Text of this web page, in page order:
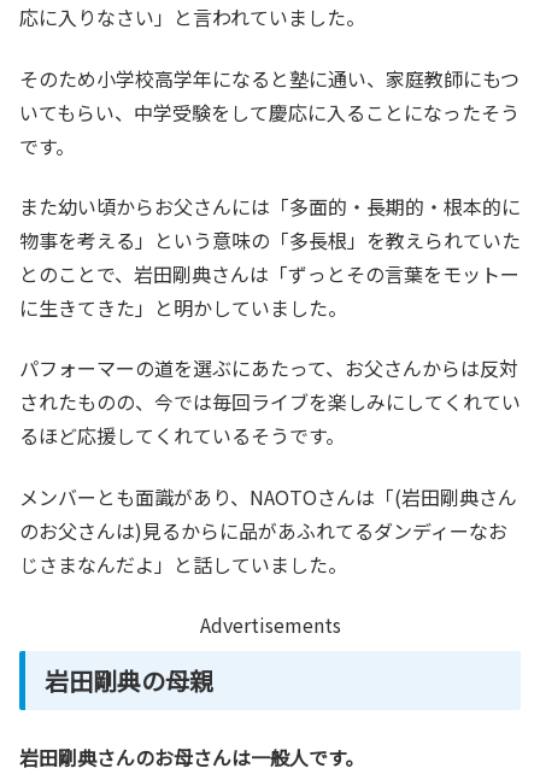
応に入りなさい」と言われていました。
そのため小学校高学年になると塾に通い、家庭教師にもつ
いてもらい、中学受験をして慶応に入ることになったそう
です。
また幼い頃からお父さんには「多面的・長期的・根本的に
物事を考える」という意味の「多長根」を教えられていた
とのことで、岩田剛典さんは「ずっとその言葉をモットー
に生きてきた」と明かしていました。
パフォーマーの道を選ぶにあたって、お父さんからは反対
されたものの、今では毎回ライブを楽しみにしてくれてい
るほど応援してくれているそうです。
メンバーとも面識があり、NAOTOさんは「(岩田剛典さん
のお父さんは)見るからに品があふれてるダンディーなお
じさまなんだよ」と話していました。
Advertisements
岩田剛典の母親
岩田剛典さんのお母さんは一般人です。